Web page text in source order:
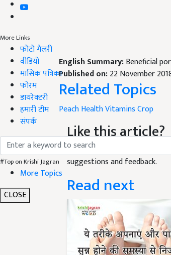
More Links
फोटो गैलरी
वीडियो
मासिक पत्रिका
फोरम
डायरेक्टरी
हमारी टीम
संपर्क
#Top on Krishi Jagran
More Topics
CLOSE
English Summary:Beneficial
Published on:22 November
Related Topics
PeachHealthVitaminsCrop
Like this article?
Hey! I am
suggestions and feedback.
Read next